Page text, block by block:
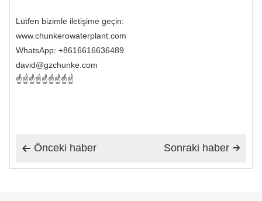
Lütfen bizimle iletişime geçin:
www.chunkerowaterplant.com
WhatsApp: +8616616636489
david@gzchunke.com
☝️☝️☝️☝️☝️☝️☝️☝️☝
 Önceki haber 
Sonraki haber